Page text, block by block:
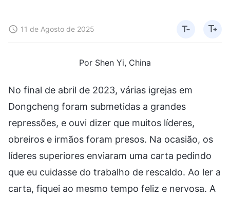
11 de Agosto de 2025
Por Shen Yi, China
No final de abril de 2023, várias igrejas em
Dongcheng foram submetidas a grandes
repressões, e ouvi dizer que muitos líderes,
obreiros e irmãos foram presos. Na ocasião, os
líderes superiores enviaram uma carta pedindo
que eu cuidasse do trabalho de rescaldo. Ao ler a
carta, fiquei ao mesmo tempo feliz e nervosa. A